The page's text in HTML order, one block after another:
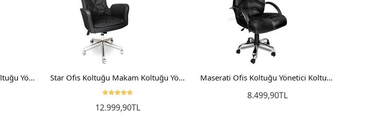
Star Ofis Koltuğu Makam Koltuğu Yönetici Koltuğu Büro Koltuğu Star Ofis Koltuğu Makam Koltuğu Yönetici Koltuğu Siyah
12.999,90TL
Maserati Ofis Koltuğu Yönetici Koltuğu Makam Koltuğu Siyah
8.499,90TL